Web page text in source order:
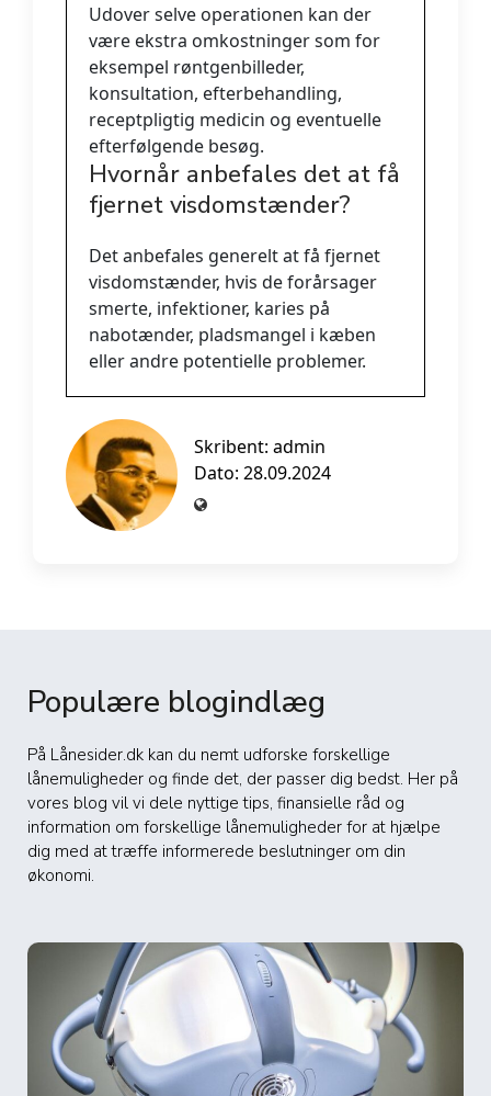
Udover selve operationen kan der
være ekstra omkostninger som for
eksempel røntgenbilleder,
konsultation, efterbehandling,
receptpligtig medicin og eventuelle
efterfølgende besøg.
Hvornår anbefales det at få
fjernet visdomstænder?
Det anbefales generelt at få fjernet
visdomstænder, hvis de forårsager
smerte, infektioner, karies på
nabotænder, pladsmangel i kæben
eller andre potentielle problemer.
Skribent: admin
Dato: 28.09.2024
Populære blogindlæg
På Lånesider.dk kan du nemt udforske forskellige
lånemuligheder og finde det, der passer dig bedst. Her på
vores blog vil vi dele nyttige tips, finansielle råd og
information om forskellige lånemuligheder for at hjælpe
dig med at træffe informerede beslutninger om din
økonomi.